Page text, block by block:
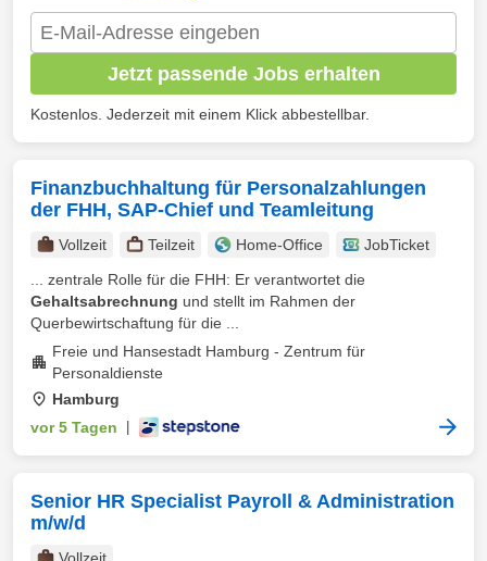
Jetzt passende Jobs erhalten
Kostenlos. Jederzeit mit einem Klick abbestellbar.
Finanzbuchhaltung für Personalzahlungen
der FHH, SAP-Chief und Teamleitung
Vollzeit Teilzeit Home-Office
JobTicket
... zentrale Rolle für die FHH: Er verantwortet die
Gehaltsabrechnung und stellt im Rahmen der
Querbewirtschaftung für die ...
Freie und Hansestadt Hamburg - Zentrum für
Personaldienste
Hamburg
vor 5 Tagen
Senior HR Specialist Payroll & Administration
m/w/d